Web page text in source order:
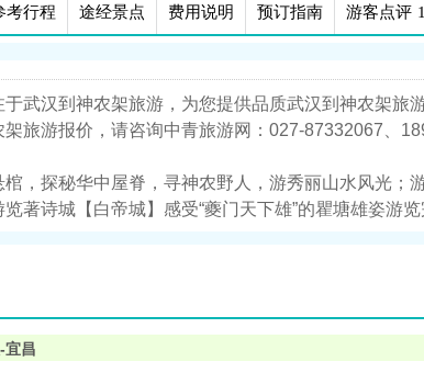
考行程 途经景点 费用说明 预订指南 游客点评 1
于武汉到神农架旅游，为您提供品质武汉到神农架旅
旅游报价，请咨询中青旅游网：027-87332067、
，探秘华中屋脊，寻神农野人，游秀丽山水风光；
著诗城【白帝城】感受“夔门天下雄”的瞿塘雄姿游览
宜昌